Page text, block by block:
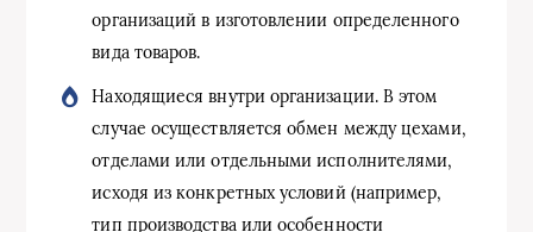
организаций в изготовлении определенного
вида товаров.
Находящиеся внутри организации. В этом
случае осуществляется обмен между цехами,
отделами или отдельными исполнителями,
исходя из конкретных условий (например,
тип производства или особенности